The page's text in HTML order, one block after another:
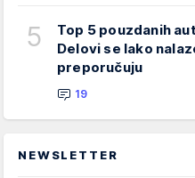
5
Top 5 pouzdanih
Delovi se lako
preporučuju
19
NEWSLETTER